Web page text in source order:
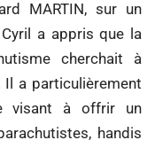
MARTIN, sur un
a appris que la
cherchait à
Il a particulièrement
visant à offrir un
handis